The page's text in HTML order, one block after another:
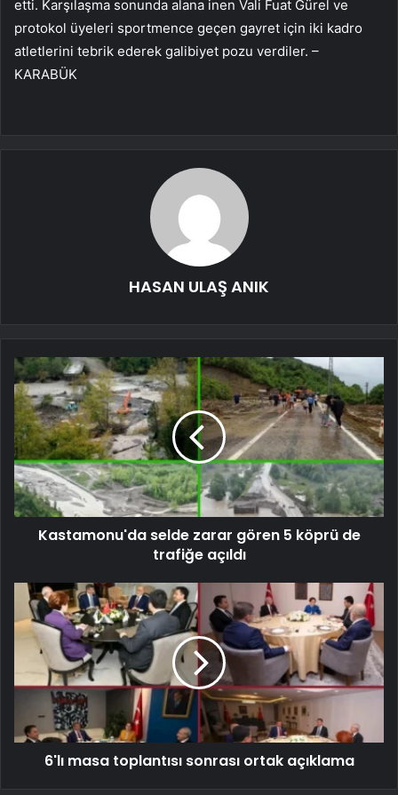
etti. Karşılaşma sonunda alana inen Vali Fuat Gürel ve
protokol üyeleri sportmence geçen gayret için iki kadro
atletlerini tebrik ederek galibiyet pozu verdiler. –
KARABÜK
HASAN ULAŞ ANIK
Kastamonu'da selde zarar gören 5 köprü de
trafiğe açıldı
6'lı masa toplantısı sonrası ortak açıklama